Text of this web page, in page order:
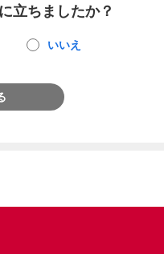
立ちましたか？
いいえ